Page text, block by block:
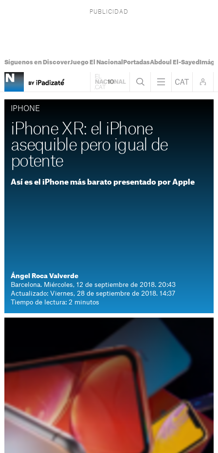
Síguenos en DiscoverJuego El Nacional PortadasAbdoul El-Sayed
IPHONE
iPhone XR: el iPhone
asequible pero igual de
potente
Así es el iPhone más barato presentado por Apple
Ángel Roca Valverde
Barcelona. Miércoles, 12 de septiembre de 2018. 20:43
Actualizado: Viernes, 28 de septiembre de 2018. 14:37
Tiempo de lectura: 2 minutos